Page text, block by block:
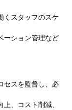
くスタッフのスケ
ーション管理など
セスを監督し、必
、コスト削減、